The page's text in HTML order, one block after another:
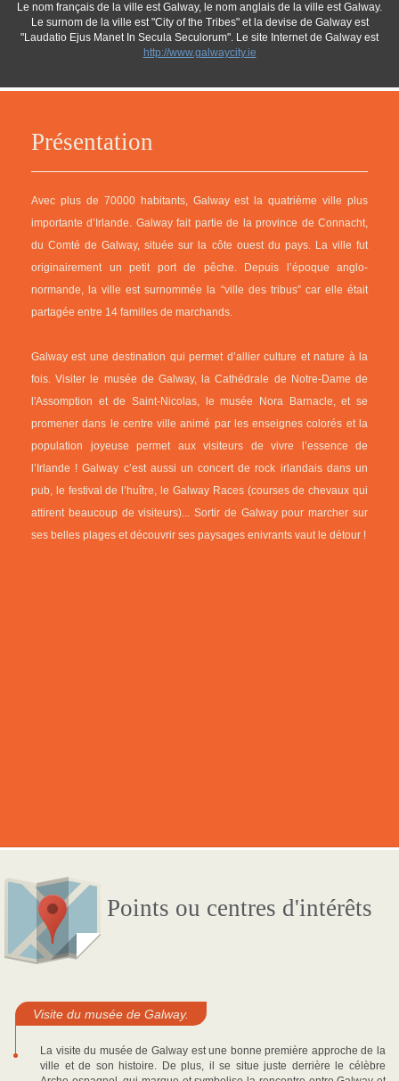
Présentation
Avec plus de 70000 habitants, Galway est la quatrième ville plus
importante d’Irlande. Galway fait partie de la province de Connacht,
du Comté de Galway, située sur la côte ouest du pays. La ville fut
originairement un petit port de pêche. Depuis l’époque anglo-
normande, la ville est surnommée la “ville des tribus” car elle était
partagée entre 14 familles de marchands.
Galway est une destination qui permet d’allier culture et nature à la
fois. Visiter le musée de Galway, la Cathédrale de Notre-Dame de
l'Assomption et de Saint-Nicolas, le musée Nora Barnacle, et se
promener dans le centre ville animé par les enseignes colorés et la
population joyeuse permet aux visiteurs de vivre l’essence de
l’Irlande ! Galway c’est aussi un concert de rock irlandais dans un
pub, le festival de l’huître, le Galway Races (courses de chevaux qui
attirent beaucoup de visiteurs)... Sortir de Galway pour marcher sur
ses belles plages et découvrir ses paysages enivrants vaut le détour !
Le nom français de la ville est Galway, le nom anglais de la ville est Galway.
Le surnom de la ville est "City of the Tribes" et la devise de Galway est
"Laudatio Ejus Manet In Secula Seculorum". Le site Internet de Galway est
http://www.galwaycity.ie
Points ou centres d'intérêts
Visite du musée de Galway.
La visite du musée de Galway est une bonne première approche de la
ville et de son histoire. De plus, il se situe juste derrière le célèbre